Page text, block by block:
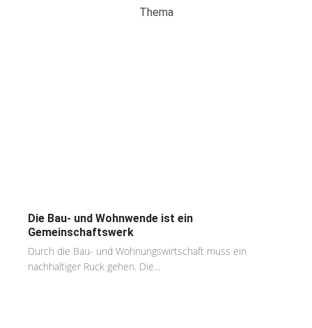
Thema
Die Bau- und Wohnwende ist ein
Gemeinschaftswerk
Durch die Bau- und Wohnungswirtschaft muss ein
nachhaltiger Ruck gehen. Die...